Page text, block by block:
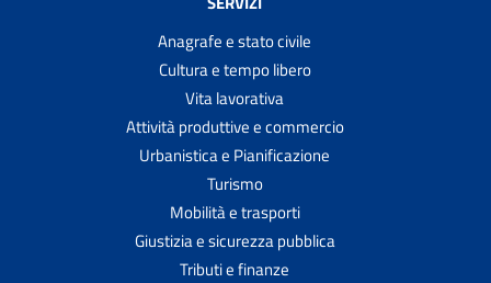
Anagrafe e stato civile
Cultura e tempo libero
Vita lavorativa
Attività produttive e commercio
Urbanistica e Pianificazione
Turismo
Mobilità e trasporti
Giustizia e sicurezza pubblica
Tributi e finanze